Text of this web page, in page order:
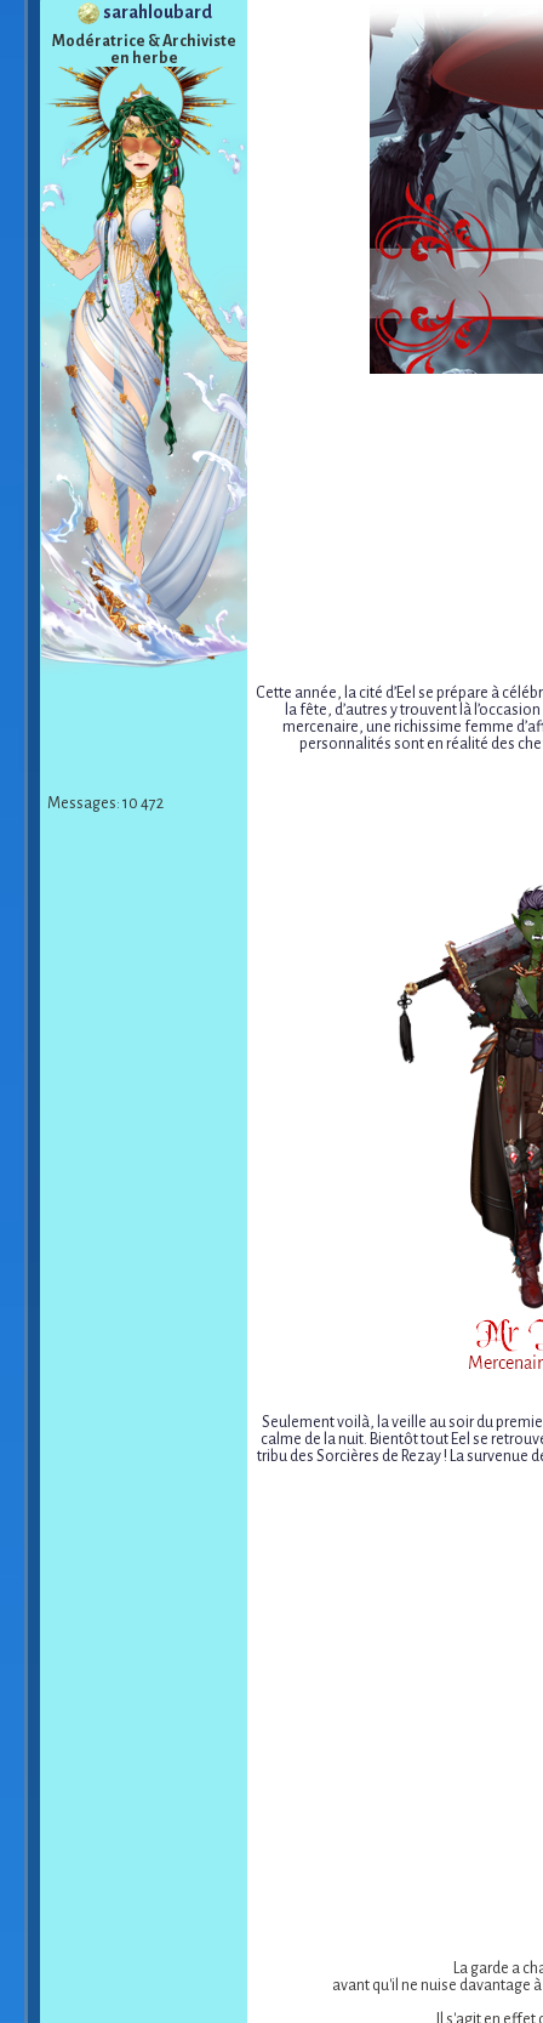
sarahloubard
Modératrice & Archiviste
en herbe
Messages: 10 472
Cette année, la cité d’Eel se prépare à
la fête, d’autres y trouvent là
mercenaire, une richissime femme
personnalités sont en réalité des
Seulement voilà, la veille au soir du
calme de la nuit. Bientôt tout Eel se
tribu des Sorcières de Rezay ! La
La garde a
avant qu'il ne nuise davantage